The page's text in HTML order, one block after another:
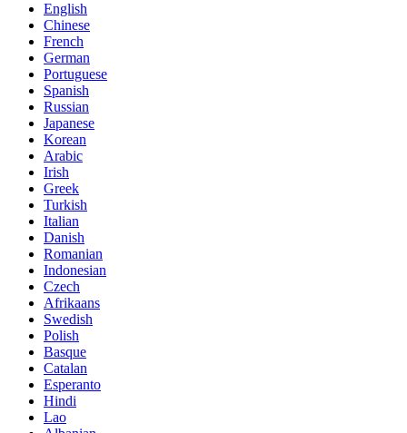
English
Chinese
French
German
Portuguese
Spanish
Russian
Japanese
Korean
Arabic
Irish
Greek
Turkish
Italian
Danish
Romanian
Indonesian
Czech
Afrikaans
Swedish
Polish
Basque
Catalan
Esperanto
Hindi
Lao